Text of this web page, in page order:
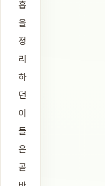
흡
을
정
리
하
던
이
들
은
곧